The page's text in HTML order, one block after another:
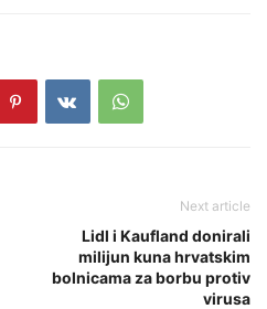
Next article
Lidl i Kaufland donirali
milijun kuna hrvatskim
bolnicama za borbu protiv
virusa